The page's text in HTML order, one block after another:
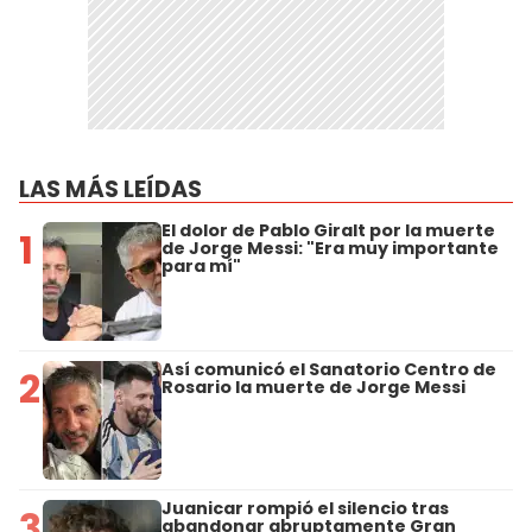
LAS MÁS LEÍDAS
1 El dolor de Pablo Giralt por la muerte
de Jorge Messi: "Era muy importante
para mí"
2 Así comunicó el Sanatorio Centro de
Rosario la muerte de Jorge Messi
Juanicar rompió el silencio tras
abandonar abruptamente Gran